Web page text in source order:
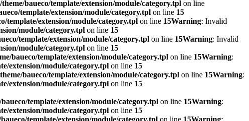
baueco/template/extension/module/category.tpl on line
template/extension/module/category.tpl on line 15
template/extension/module/category.tpl on line 15Warning: Invalid
module/category.tpl on line 15
template/extension/module/category.tpl on line 15Warning: Invalid
module/category.tpl on line 15
baueco/template/extension/module/category.tpl on line 15Warning:
extension/module/category.tpl on line 15
baueco/template/extension/module/category.tpl on line 15Warning:
extension/module/category.tpl on line 15
template/extension/module/category.tpl on line 15Warning:
extension/module/category.tpl on line 15
template/extension/module/category.tpl on line 15Warning: